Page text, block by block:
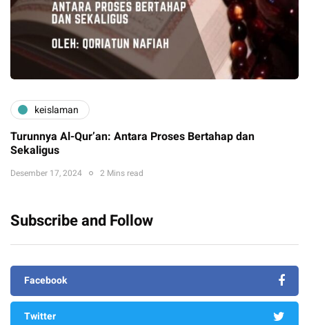
keislaman
Turunnya Al-Qur’an: Antara Proses Bertahap dan
Sekaligus
Desember 17, 2024 2 Mins read
Subscribe and Follow
Facebook
Twitter